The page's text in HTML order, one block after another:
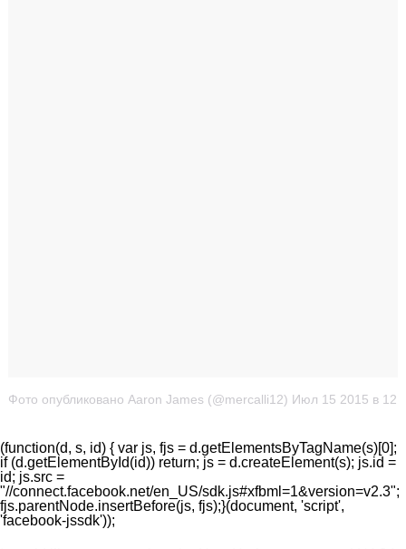
Фото опубликовано Aaron James (@mercalli12) Июл 15 2015 в
(function(d, s, id) { var js, fjs = d.getElementsByTagName(s)[0];
if (d.getElementById(id)) return; js = d.createElement(s); js.id =
id; js.src =
"//connect.facebook.net/en_US/sdk.js#xfbml=1&version=v2.3";
fjs.parentNode.insertBefore(js, fjs);}(document, 'script',
'facebook-jssdk'));